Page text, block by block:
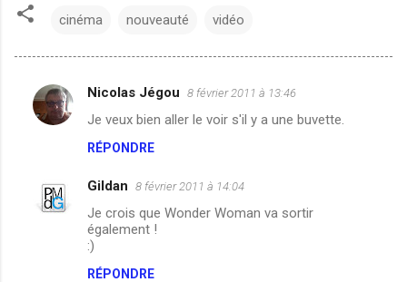
cinéma nouveauté vidéo
C
o
e
Nicolas Jégou 8 février 2011 à 13:46
Je veux bien aller le voir s'il y a une buvette.
RÉPONDRE
Gildan 8 février 2011 à 14:04
Je crois que Wonder Woman va sortir
également !
:)
RÉPONDRE